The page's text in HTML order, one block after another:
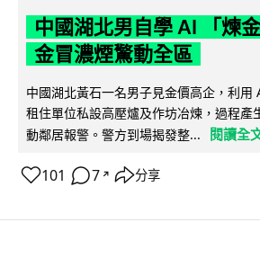
中國湖北男自學 AI 「煉
金冒濃煙驚動全區
中國湖北黃石一名男子見金價高企，利用
租住單位私設高壓爐及作坊冶煉，過程產
動鄰居報警。警方到場揭發整...
閱讀全
101 7 ↗ 分享